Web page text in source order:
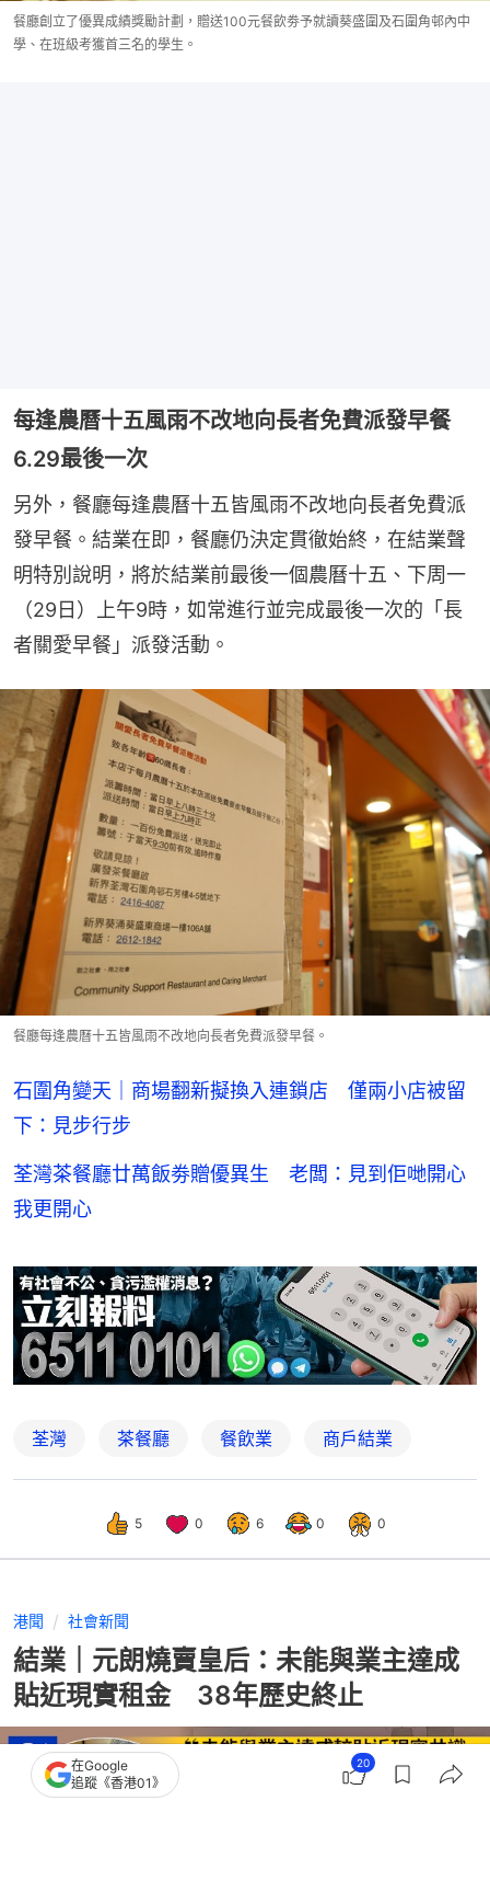
餐廳創立了優異成績獎勵計劃，贈送100元餐飲劵予就讀葵盛圍及石圍角邨內中
學、在班級考獲首三名的學生。
每逢農曆十五風雨不改地向長者免費派發早餐
6.29最後一次
另外，餐廳每逢農曆十五皆風雨不改地向長者免費派
發早餐。結業在即，餐廳仍決定貫徹始終，在結業聲
明特別說明，將於結業前最後一個農曆十五、下周一
（29日）上午9時，如常進行並完成最後一次的「長
者關愛早餐」派發活動。
餐廳每逢農曆十五皆風雨不改地向長者免費派發早餐。
石圍角變天｜商場翻新擬換入連鎖店 僅兩小店被留
下：見步行步
荃灣茶餐廳廿萬飯劵贈優異生 老闆：見到佢哋開心
我更開心
荃灣 茶餐廳 餐飲業 商戶結業
5 0 6 0 0
港聞 社會新聞
結業｜元朗燒賣皇后：未能與業主達成
貼近現實租金 38年歷史終止
在Google
追蹤《香港01》
20